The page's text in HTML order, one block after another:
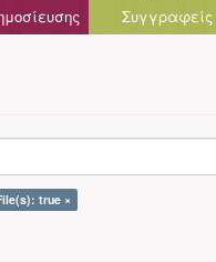
Συγγραφείς
true ×